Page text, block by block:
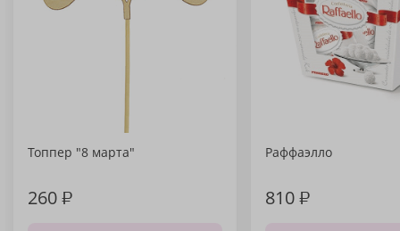
Топпер "8 марта"
260₽
Раффаэлло
810₽